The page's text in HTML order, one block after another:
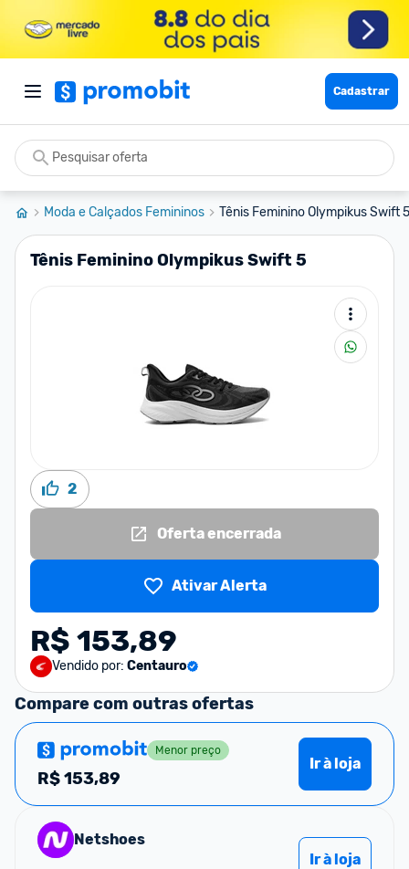
Cadastrar
Moda e Calçados Femininos Tênis Feminino Olympikus Swift 5
Tênis Feminino Olympikus Swift 5
2
Oferta encerrada
Ativar Alerta
R$ 153,89
Vendido por: Centauro
Compare com outras ofertas
Menor preço
R$153,89
Ir à loja
Netshoes
Ir à loja